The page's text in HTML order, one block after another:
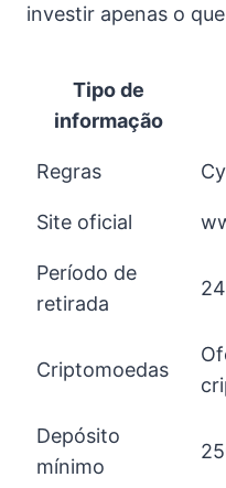
investir apenas o
Tipo de
informação
Regras
Site oficial
Período de
retirada
Criptomoedas
Depósito
mínimo